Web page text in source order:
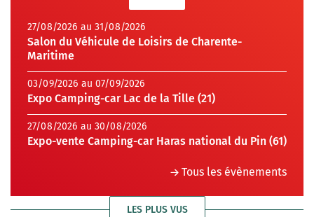
27/08/2026 au 31/08/2026
Salon du Véhicule de Loisirs de Charente-
Maritime
03/09/2026 au 07/09/2026
Expo Camping-car Lac de la Tille (21)
27/08/2026 au 30/08/2026
Expo-vente Camping-car Haras national du Pin (61)
Tous les évènements
LES PLUS VUS